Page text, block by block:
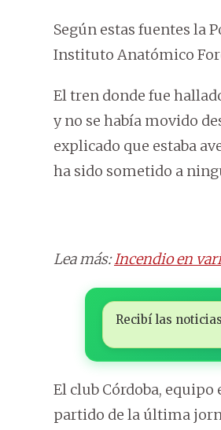
Según estas fuentes la
Instituto Anatómico
El tren donde fue
y no se había movido
explicado que estaba
ha sido sometido a
Lea más:Incendio en
Recibí las
El club Córdoba,
partido de la última